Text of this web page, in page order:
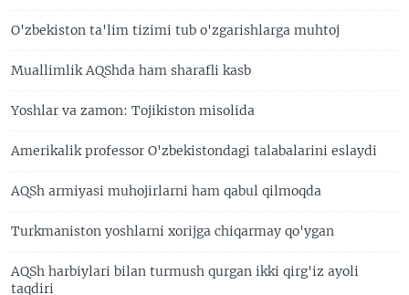
O'zbekiston ta'lim tizimi tub o'zgarishlarga muhtoj
Muallimlik AQShda ham sharafli kasb
Yoshlar va zamon: Tojikiston misolida
Amerikalik professor O'zbekistondagi talabalarini eslaydi
AQSh armiyasi muhojirlarni ham qabul qilmoqda
Turkmaniston yoshlarni xorijga chiqarmay qo'ygan
AQSh harbiylari bilan turmush qurgan ikki qirg'iz ayoli
taqdiri